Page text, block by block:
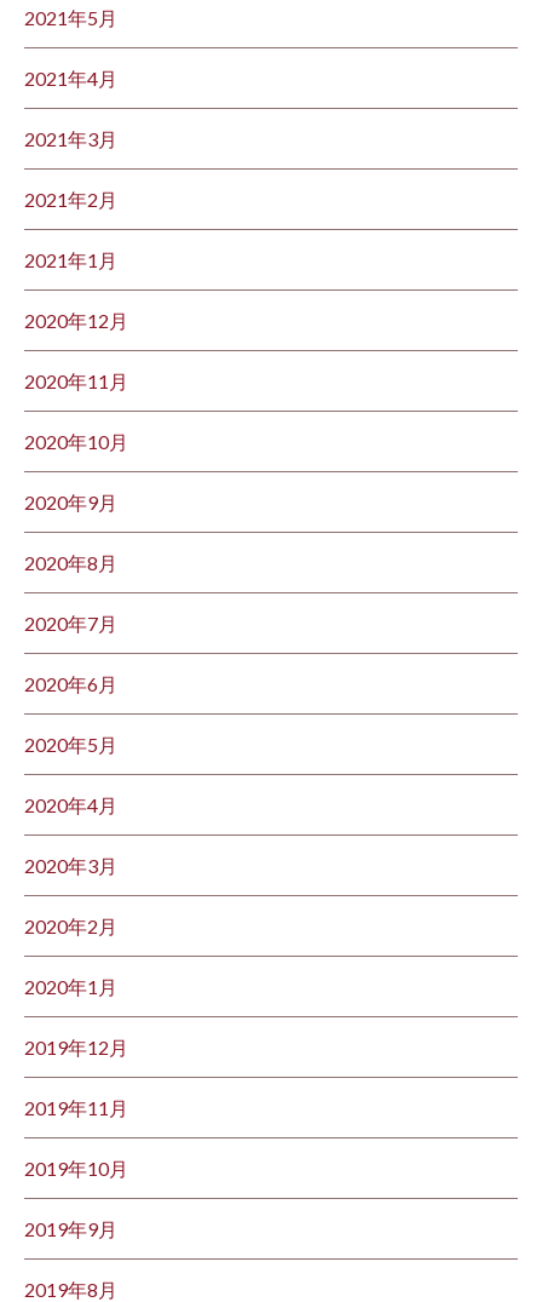
2021年5月
2021年4月
2021年3月
2021年2月
2021年1月
2020年12月
2020年11月
2020年10月
2020年9月
2020年8月
2020年7月
2020年6月
2020年5月
2020年4月
2020年3月
2020年2月
2020年1月
2019年12月
2019年11月
2019年10月
2019年9月
2019年8月